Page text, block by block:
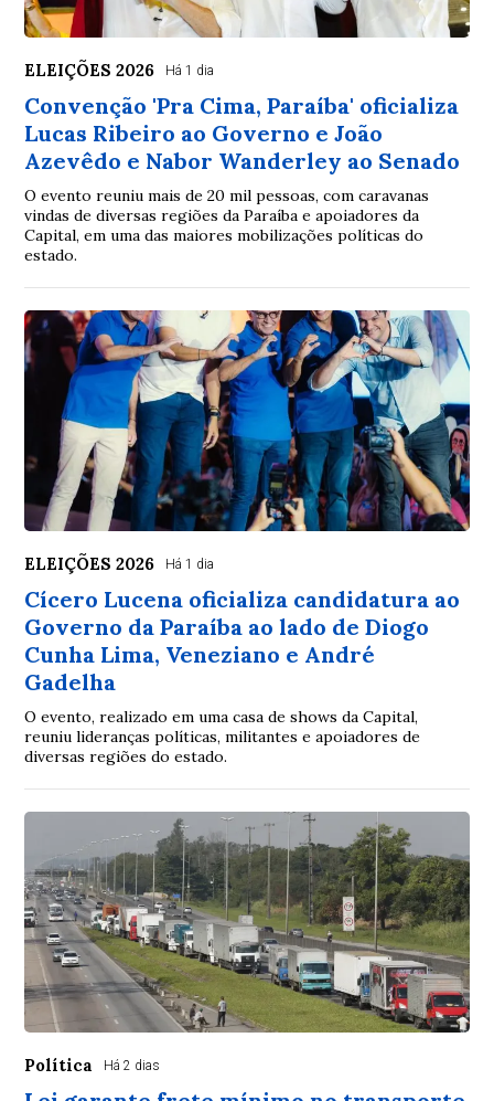
ELEIÇÕES 2026 Há 1 dia
Convenção 'Pra Cima, Paraíba' oficializa
Lucas Ribeiro ao Governo e João
Azevêdo e Nabor Wanderley ao Senado
O evento reuniu mais de 20 mil pessoas, com caravanas
vindas de diversas regiões da Paraíba e apoiadores da
Capital, em uma das maiores mobilizações políticas do
estado.
ELEIÇÕES 2026 Há 1 dia
Cícero Lucena oficializa candidatura ao
Governo da Paraíba ao lado de Diogo
Cunha Lima, Veneziano e André
Gadelha
O evento, realizado em uma casa de shows da Capital,
reuniu lideranças políticas, militantes e apoiadores de
diversas regiões do estado.
Política Há 2 dias